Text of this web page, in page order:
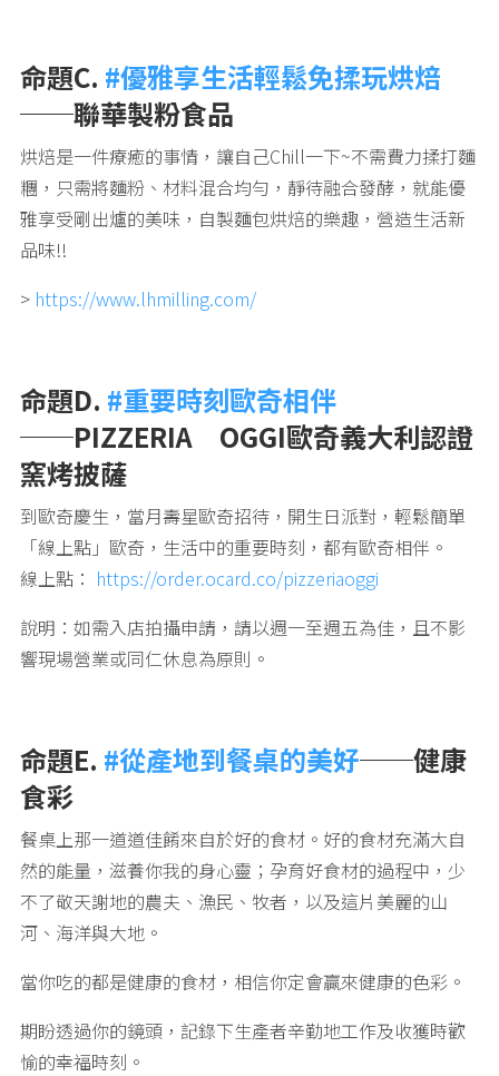
命題C. #優雅享生活輕鬆免揉玩烘焙
──聯華製粉食品
烘焙是一件療癒的事情，讓自己Chill一下~不需費力揉打麵
糰，只需將麵粉、材料混合均勻，靜待融合發酵，就能優
雅享受剛出爐的美味，自製麵包烘焙的樂趣，營造生活新
品味!!
> https://www.lhmilling.com/
命題D. #重要時刻歐奇相伴
──PIZZERIA OGGI歐奇義大利認證
窯烤披薩
到歐奇慶生，當月壽星歐奇招待，開生日派對，輕鬆簡單
「線上點」歐奇，生活中的重要時刻，都有歐奇相伴。
線上點： https://order.ocard.co/pizzeriaoggi
說明：如需入店拍攝申請，請以週一至週五為佳，且不影
響現場營業或同仁休息為原則。
命題E. #從產地到餐桌的美好──健康
食彩
餐桌上那一道道佳餚來自於好的食材。好的食材充滿大自
然的能量，滋養你我的身心靈；孕育好食材的過程中，少
不了敬天謝地的農夫、漁民、牧者，以及這片美麗的山
河、海洋與大地。
當你吃的都是健康的食材，相信你定會贏來健康的色彩。
期盼透過你的鏡頭，記錄下生產者辛勤地工作及收獲時歡
愉的幸福時刻。